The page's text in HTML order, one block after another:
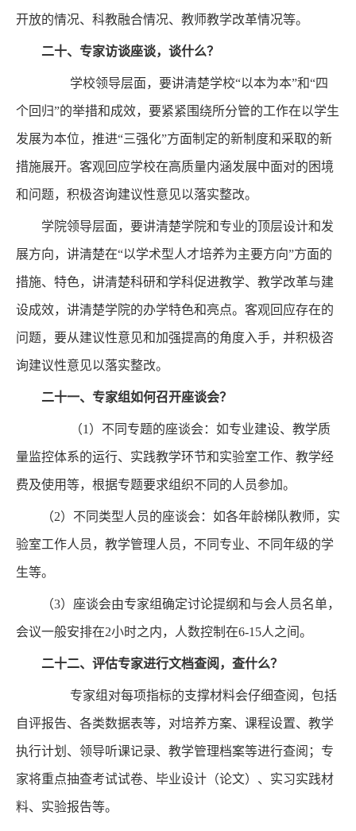
开放的情况、科教融合情况、教师教学改革情况等。
二十、 专家访谈座谈，谈什么？
学校领导层面，要讲清楚学校“以本为本”和“四
个回归”的举措和成效，要紧紧围绕所分管的工作在以学生
发展为本位，推进“三强化”方面制定的新制度和采取的新
措施展开。客观回应学校在高质量内涵发展中面对的困境
和问题，积极咨询建议性意见以落实整改。
学院领导层面，要讲清楚学院和专业的顶层设计和发
展方向，讲清楚在“以学术型人才培养为主要方向”方面的
措施、特色，讲清楚科研和学科促进教学、教学改革与建
设成效，讲清楚学院的办学特色和亮点。客观回应存在的
问题，要从建议性意见和加强提高的角度入手，并积极咨
询建议性意见以落实整改。
二十一、 专家组如何召开座谈会？
（1）不同专题的座谈会：如专业建设、教学质
量监控体系的运行、实践教学环节和实验室工作、教学经
费及使用等，根据专题要求组织不同的人员参加。
（2）不同类型人员的座谈会：如各年龄梯队教师，实
验室工作人员，教学管理人员，不同专业、不同年级的学
生等。
（3）座谈会由专家组确定讨论提纲和与会人员名单，
会议一般安排在2小时之内，人数控制在6-15人之间。
二十二、 评估专家进行文档查阅，查什么？
专家组对每项指标的支撑材料会仔细查阅，包括
自评报告、各类数据表等，对培养方案、课程设置、教学
执行计划、领导听课记录、教学管理档案等进行查阅；专
家将重点抽查考试试卷、毕业设计（论文）、实习实践材
料、实验报告等。